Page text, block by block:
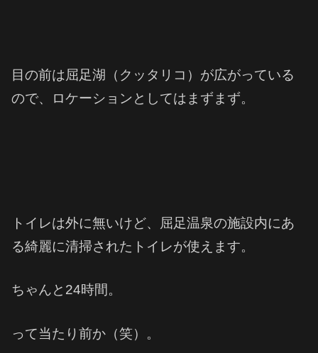
目の前は屈足湖（クッタリコ）が広がっている
ので、ロケーションとしてはまずまず。
トイレは外に無いけど、屈足温泉の施設内にあ
る綺麗に清掃されたトイレが使えます。
ちゃんと24時間。
って当たり前か（笑）。